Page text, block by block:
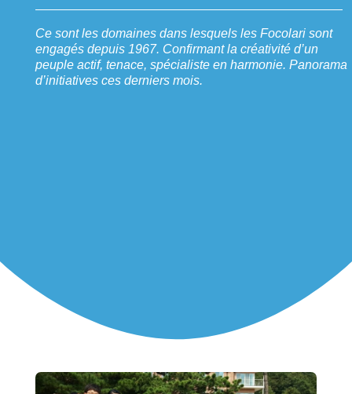
Ce sont les domaines dans lesquels les Focolari sont
engagés depuis 1967. Confirmant la créativité d’un
peuple actif, tenace, spécialiste en harmonie. Panorama
d’initiatives ces derniers mois.